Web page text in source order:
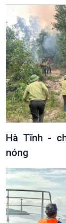
Podcast
Hà Tĩnh -
nóng